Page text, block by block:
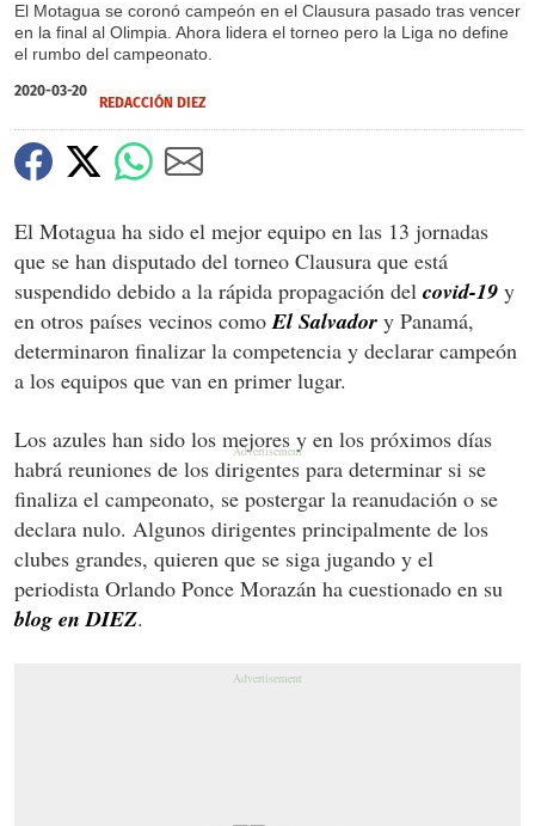
El Motagua se coronó campeón en el Clausura pasado tras vencer
en la final al Olimpia. Ahora lidera el torneo pero la Liga no define
el rumbo del campeonato.
2020-03-20
REDACCIÓN DIEZ
El Motagua ha sido el mejor equipo en las 13 jornadas
que se han disputado del torneo Clausura que está
suspendido debido a la rápida propagación del covid-19 y
en otros países vecinos comoEl Salvador y Panamá,
determinaron finalizar la competencia y declarar campeón
a los equipos que van en primer lugar.
Los azules han sido los mejores y en los próximos días
habrá reuniones de los dirigentes para determinar si se
finaliza el campeonato, se postergar la reanudación o se
declara nulo. Algunos dirigentes principalmente de los
clubes grandes, quieren que se siga jugando y el
periodista Orlando Ponce Morazán ha cuestionado en su
blog en DIEZ.